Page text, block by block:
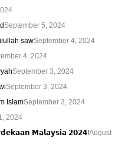
September 5, 2024
sawSeptember 4, 2024
4, 2024
September 3, 2024
September 3, 2024
IslamSeptember 3, 2024
2024
𝗠𝗮𝗹𝗮𝘆𝘀𝗶𝗮 𝟮𝟬𝟮𝟰!August